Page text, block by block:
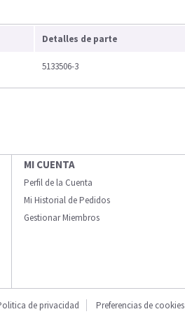
Detalles de parte
5133506-3
MI CUENTA
Perfil de la Cuenta
Mi Historial de Pedidos
Gestionar Miembros
de privacidad Preferencias de cookies